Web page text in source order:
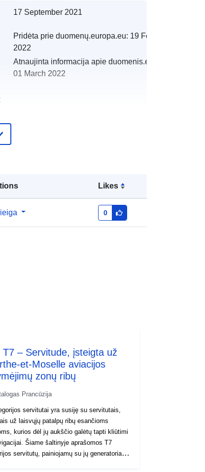
Likes
0
17 September 2021
Pridėta prie duomenų.europa.eu: 19 February
2022
Atnaujinta informacija apie duomenis.europa.eu:
01 March 2022
120066022-srv-2b897b56-f608-
42d1-bf19-2974e10152b1
T7 – Servitude, įsteigta už
et-Moselle aviacijos
zonų ribų
Prancūzija
servitutai yra susiję su servitutais,
už laisvųjų patalpų ribų esančioms
kurios dėl jų aukščio galėtų tapti kliūtimi
aprašomos T7
servitutų, painiojamų su jų generatoriais,